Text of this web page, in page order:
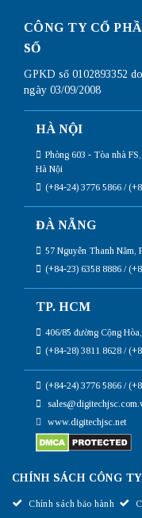
CÔNG TY CỔ
SỐ
GPKD số 0102893352
ngày 03/09/2008
HÀ NỘI
Phòng 603 - Tòa nhà
Hà Nội
(+84-24) 3776 5866 /
ĐÀ NẴNG
57 Nguyễn Thanh Năm,
(+84-23) 6358 8886 /
TP. HCM
406/85 đường Cộng
(+84-28) 3811 8628 /
(+84-24) 3776 5866 /
www.digitechjsc.net
CHÍNH SÁCH CÔNG TY
Chính sách bảo hành